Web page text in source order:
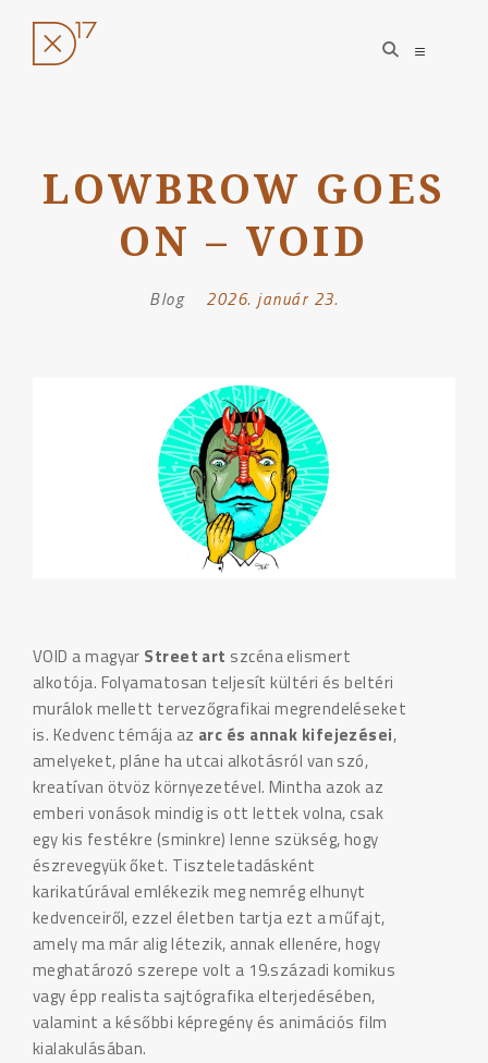
tartalomhoz
open
search
open
LOWBROW GOES
ON – VOID
Blog
Posted
2026. január 23.
VOID a magyar Street art szcéna elismert
alkotója. Folyamatosan teljesít kültéri és beltéri
murálok mellett tervezőgrafikai megrendeléseket
is. Kedvenc témája az arc és annak kifejezései,
amelyeket, pláne ha utcai alkotásról van szó,
kreatívan ötvöz környezetével. Mintha azok az
emberi vonások mindig is ott lettek volna, csak
egy kis festékre (sminkre) lenne szükség, hogy
észrevegyük őket. Tiszteletadásként
karikatúrával emlékezik meg nemrég elhunyt
kedvenceiről, ezzel életben tartja ezt a műfajt,
amely ma már alig létezik, annak ellenére, hogy
meghatározó szerepe volt a 19.századi komikus
vagy épp realista sajtógrafika elterjedésében,
valamint a későbbi képregény és animációs film
kialakulásában.